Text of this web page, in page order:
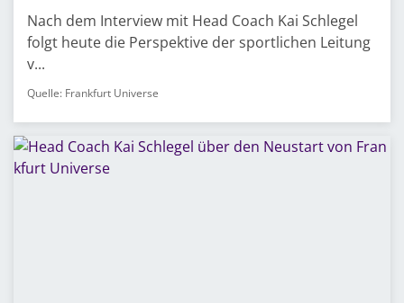
Nach dem Interview mit Head Coach Kai Schlegel
folgt heute die Perspektive der sportlichen Leitung
v...
Quelle: Frankfurt Universe